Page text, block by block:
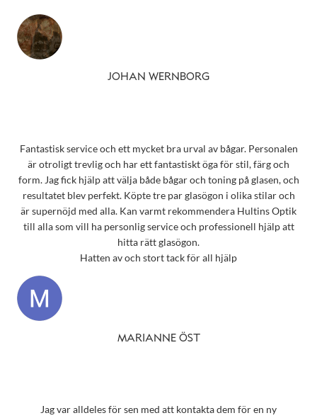
JOHAN WERNBORG
Fantastisk service och ett mycket bra urval av bågar. Personalen
är otroligt trevlig och har ett fantastiskt öga för stil, färg och
form. Jag fick hjälp att välja både bågar och toning på glasen, och
resultatet blev perfekt. Köpte tre par glasögon i olika stilar och
är supernöjd med alla. Kan varmt rekommendera Hultins Optik
till alla som vill ha personlig service och professionell hjälp att
hitta rätt glasögon.
Hatten av och stort tack för all hjälp
MARIANNE ÖST
Jag var alldeles för sen med att kontakta dem för en ny